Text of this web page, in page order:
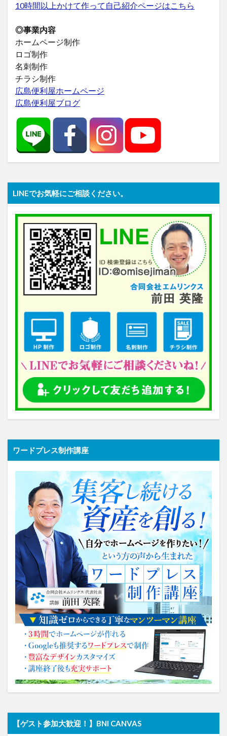
10時間以上かけて作って自己紹介ページはこちら
◎事業内容
ホームページ制作
ロゴ制作
名刺制作
チラシ制作
広島便利屋ホームページ
広島便利屋ブログ
LINEでお気軽にご相談ください。
ワードプレス制作講座
【ゲスト参加大歓迎！】BNI CANVAS